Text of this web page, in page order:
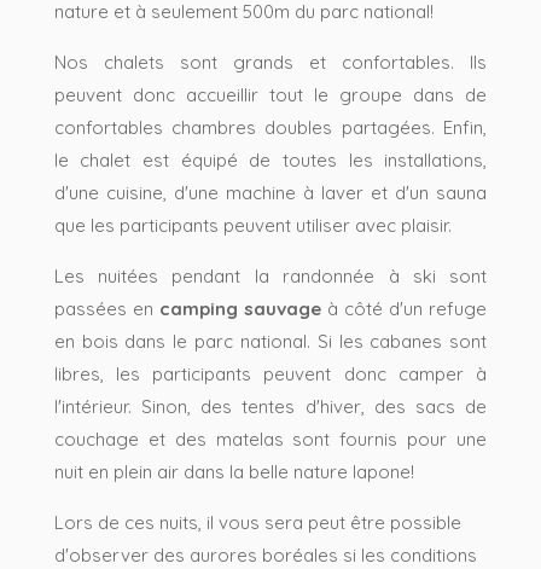
nature et à seulement 500m du parc national!
Nos chalets sont grands et confortables. Ils
peuvent donc accueillir tout le groupe dans de
confortables chambres doubles partagées. Enfin,
le chalet est équipé de toutes les installations,
d'une cuisine, d'une machine à laver et d'un sauna
que les participants peuvent utiliser avec plaisir.
Les nuitées pendant la randonnée à ski sont
passées en camping sauvageà côté d'un refuge
en bois dans le parc national. Si les cabanes sont
libres, les participants peuvent donc camper à
l'intérieur. Sinon, des tentes d'hiver, des sacs de
couchage et des matelas sont fournis pour une
nuit en plein air dans la belle nature lapone!
Lors de ces nuits, il vous sera peut être possible
d'observer des aurores boréales si les conditions